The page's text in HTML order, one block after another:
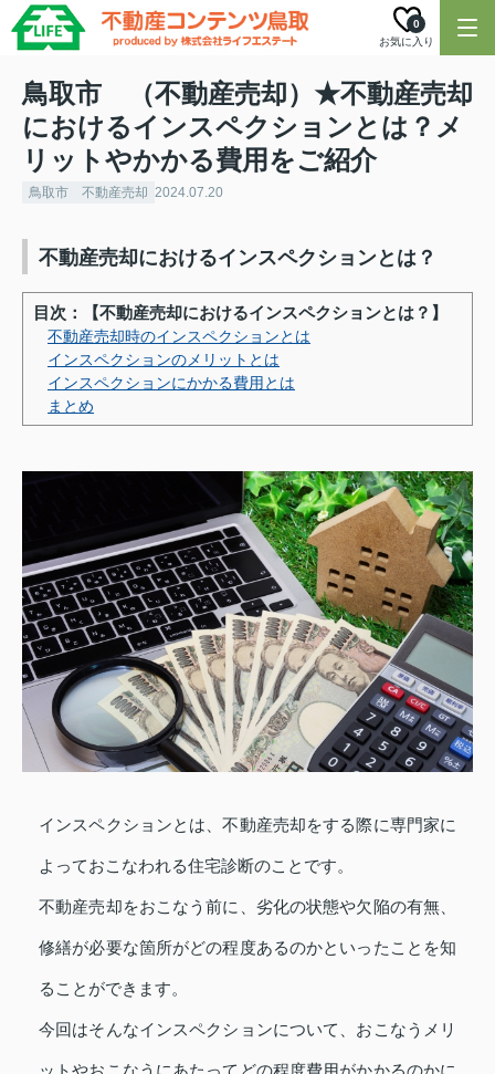
お気に入り
0
鳥取市 （不動産売却）★不動産売却
におけるインスペクションとは？メ
リットやかかる費用をご紹介
鳥取市 不動産売却 2024.07.20
不動産売却におけるインスペクションとは？
目次：【不動産売却におけるインスペクションとは？】
不動産売却時のインスペクションとは
インスペクションのメリットとは
インスペクションにかかる費用とは
まとめ
インスペクションとは、不動産売却をする際に専門家に
よっておこなわれる住宅診断のことです。
不動産売却をおこなう前に、劣化の状態や欠陥の有無、
修繕が必要な箇所がどの程度あるのかといったことを知
ることができます。
今回はそんなインスペクションについて、おこなうメリ